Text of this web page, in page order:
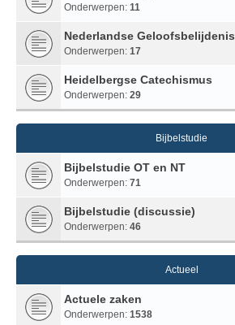
Onderwerpen: 11
Nederlandse Geloofsbelijdenis
Onderwerpen: 17
Heidelbergse Catechismus
Onderwerpen: 29
Bijbelstudie
Bijbelstudie OT en NT
Onderwerpen: 71
Bijbelstudie (discussie)
Onderwerpen: 46
Actueel
Actuele zaken
Onderwerpen: 1538